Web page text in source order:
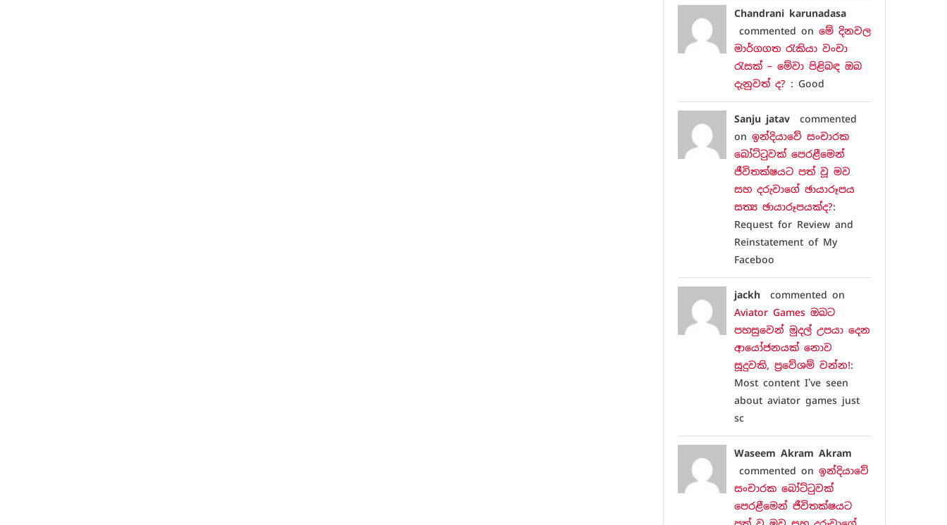
Chandrani karunadasa
commented on මේ දිනවල
මාර්ගගත රැකියා වංචා
රැසක් – මේවා පිළිබඳ ඔබ
දැනුවත් ද? : Good
Sanju jatavcommented
on ඉන්දියාවේ සංචාරක
බෝට්ටුවක් පෙරළීමෙන්
ජීවිතක්ෂයට පත් වූ මව
සහ දරුවාගේ ඡායාරූපය
සත්‍ය ඡායාරූපයක්ද?:
Request for Review and
Reinstatement of My
Faceboo
jackhcommented on
Aviator Games ඔබට
පහසුවෙන් මුදල් උපයා දෙන
ආයෝජනයක් නොව
සූදුවකි, ප්‍රවේශම් වන්න!:
Most content I've seen
about aviator games just
sc
Waseem Akram Akram
commented on ඉන්දියාවේ
සංචාරක බෝට්ටුවක්
පෙරළීමෙන් ජීවිතක්ෂයට